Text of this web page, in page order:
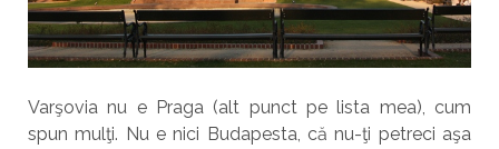
Varşovia nu e Praga (alt punct pe lista mea), cum
spun mulţi. Nu e nici Budapesta, că nu-ţi petreci aşa